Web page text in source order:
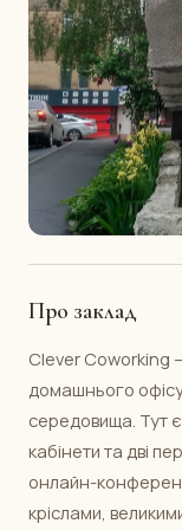
Про заклад
Clever Coworking
домашнього
середовища. Тут є
кабінети та дві
онлайн-
кріслами,